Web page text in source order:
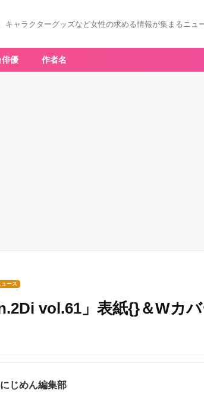
キャラクターグッズなど女性の求める情報が集まるニュ
俳優 作者名
ュース
vol.61」表紙{}＆Wカ
じめん編集部